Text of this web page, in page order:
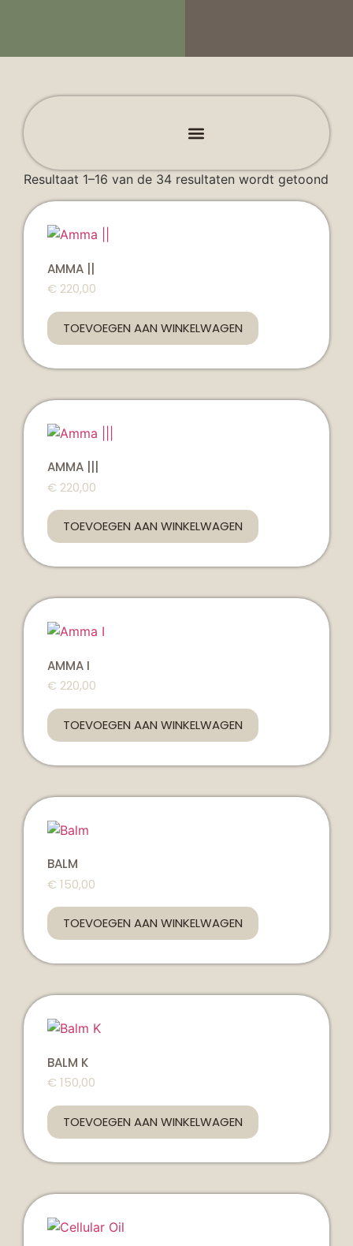
Resultaat 1–16 van de 34 resultaten wordt getoond
AMMA ||
€ 220,00
TOEVOEGEN AAN WINKELWAGEN
AMMA |||
€ 220,00
TOEVOEGEN AAN WINKELWAGEN
AMMA I
€ 220,00
TOEVOEGEN AAN WINKELWAGEN
BALM
€ 150,00
TOEVOEGEN AAN WINKELWAGEN
BALM K
€ 150,00
TOEVOEGEN AAN WINKELWAGEN